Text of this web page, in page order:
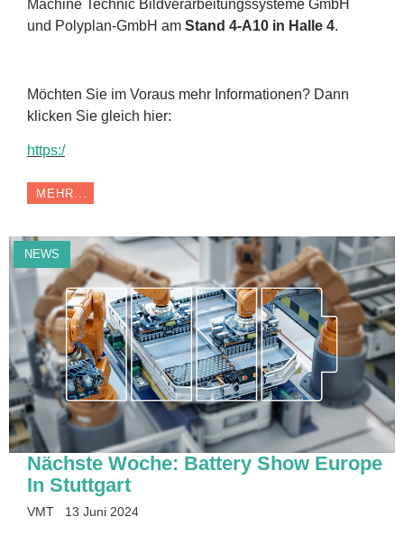
Machine Technic Bildverarbeitungssysteme GmbH
und Polyplan-GmbH am Stand 4-A10 in Halle 4.
Möchten Sie im Voraus mehr Informationen? Dann
klicken Sie gleich hier:
https:/
MEHR...
NEWS
Nächste Woche: Battery Show Europe
In Stuttgart
VMT 13 Juni 2024